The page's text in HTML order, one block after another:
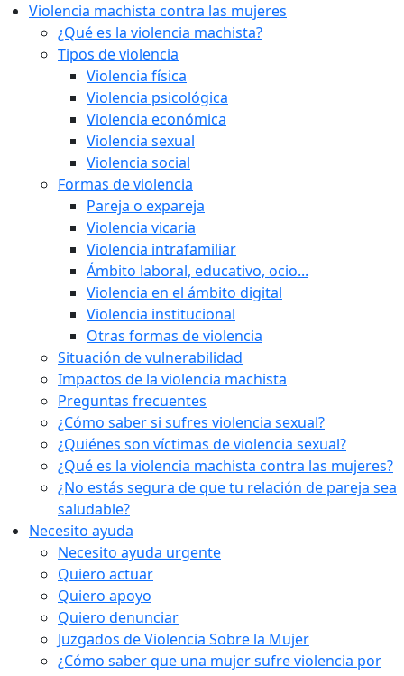
Violencia machista contra las mujeres
¿Qué es la violencia machista?
Tipos de violencia
Violencia física
Violencia psicológica
Violencia económica
Violencia sexual
Violencia social
Formas de violencia
Pareja o expareja
Violencia vicaria
Violencia intrafamiliar
Ámbito laboral, educativo, ocio...
Violencia en el ámbito digital
Violencia institucional
Otras formas de violencia
Situación de vulnerabilidad
Impactos de la violencia machista
Preguntas frecuentes
¿Cómo saber si sufres violencia sexual?
¿Quiénes son víctimas de violencia sexual?
¿Qué es la violencia machista contra las mujeres?
¿No estás segura de que tu relación de pareja sea
saludable?
Necesito ayuda
Necesito ayuda urgente
Quiero actuar
Quiero apoyo
Quiero denunciar
Juzgados de Violencia Sobre la Mujer
¿Cómo saber que una mujer sufre violencia por